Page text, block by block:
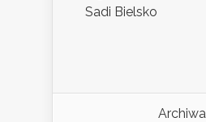
Sadi Bielsko
Archiwa